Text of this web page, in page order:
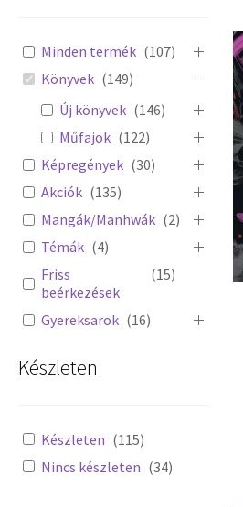
Minden termék (107)
Könyvek (149)
Új könyvek (146)
Műfajok (122)
Képregények (30)
Akciók (135)
Mangák/Manhwák (2)
Témák (4)
Friss
beérkezések
(15)
Gyereksarok (16)
Készleten
Készleten (115)
Nincs készleten (34)